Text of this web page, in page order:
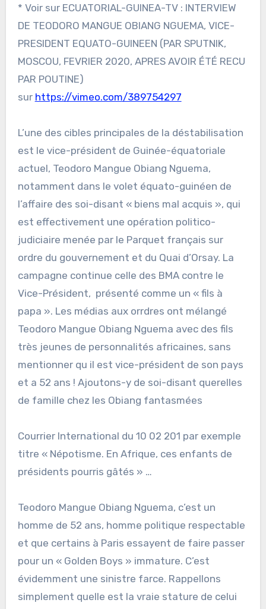
* Voir sur ECUATORIAL-GUINEA-TV : INTERVIEW
DE TEODORO MANGUE OBIANG NGUEMA, VICE-
PRESIDENT EQUATO-GUINEEN (PAR SPUTNIK,
MOSCOU, FEVRIER 2020, APRES AVOIR ÉTÉ RECU
PAR POUTINE)
sur https://vimeo.com/389754297
L’une des cibles principales de la déstabilisation
est le vice-président de Guinée-équatoriale
actuel, Teodoro Mangue Obiang Nguema,
notamment dans le volet équato-guinéen de
l’affaire des soi-disant « biens mal acquis », qui
est effectivement une opération politico-
judiciaire menée par le Parquet français sur
ordre du gouvernement et du Quai d’Orsay. La
campagne continue celle des BMA contre le
Vice-Président, présenté comme un « fils à
papa ». Les médias aux orrdres ont mélangé
Teodoro Mangue Obiang Nguema avec des fils
très jeunes de personnalités africaines, sans
mentionner qu il est vice-président de son pays
et a 52 ans ! Ajoutons-y de soi-disant querelles
de famille chez les Obiang fantasmées
Courrier International du 10 02 201 par exemple
titre « Népotisme. En Afrique, ces enfants de
présidents pourris gâtés » …
Teodoro Mangue Obiang Nguema, c’est un
homme de 52 ans, homme politique respectable
et que certains à Paris essayent de faire passer
pour un « Golden Boys » immature. C’est
évidemment une sinistre farce. Rappellons
simplement quelle est la vraie stature de celui